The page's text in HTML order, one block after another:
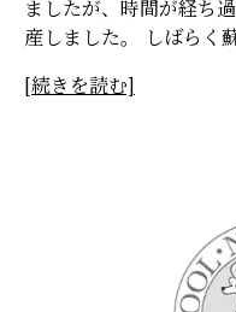
ましたが、時間が経ち
産しました。 しばらく
[続きを読む]